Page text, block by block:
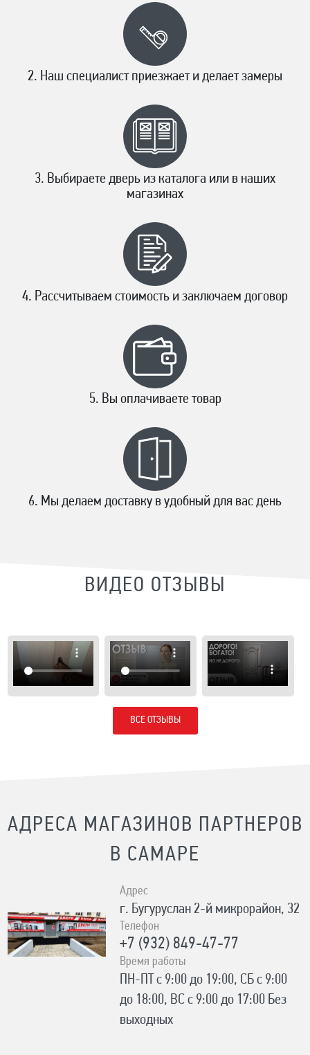
Наш специалист приезжает и делает замеры
Выбираете дверь из каталога или в наших
магазинах
Рассчитываем стоимость и заключаем договор
Вы оплачиваете товар
Мы делаем доставку в удобный для вас день
ВИДЕО ОТЗЫВЫ
ВСЕ ОТЗЫВЫ
АДРЕСА МАГАЗИНОВ ПАРТНЕРОВ
В САМАРЕ
Адрес
г. Бугуруслан 2-й микрорайон, 32
Телефон
+7 (932) 849-47-77
Время работы
ПН-ПТ с 9:00 до 19:00, СБ с 9:00
до 18:00, ВС с 9:00 до 17:00 Без
выходных